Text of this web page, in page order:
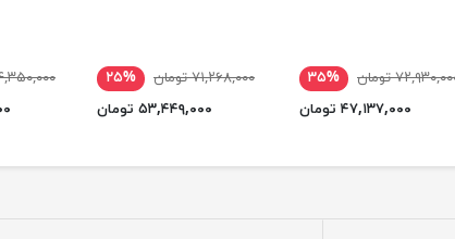
تومان
۳۵%
۴۷,۱۳۷,۰۰۰ تومان
۷۱,۲۶۸,۰۰۰ تومان
۲۵%
۵۳,۴۴۹,۰۰۰ تومان
۶۴,۳۵۰,۰۰۰